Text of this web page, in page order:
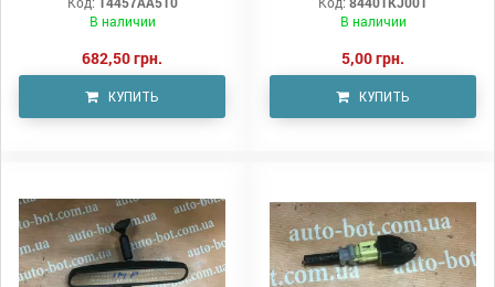
В наличии
682,50 грн.
КУПИТЬ
В наличии
5,00 грн.
КУПИТЬ